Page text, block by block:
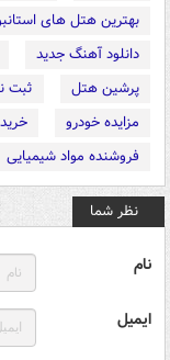
بهترین هتل های
دانلود آهنگ جدید
پرشین هتل
ثبت
مزایده خودرو
فروشنده مواد شیمیایی
نظر شما
نام
ایمیل